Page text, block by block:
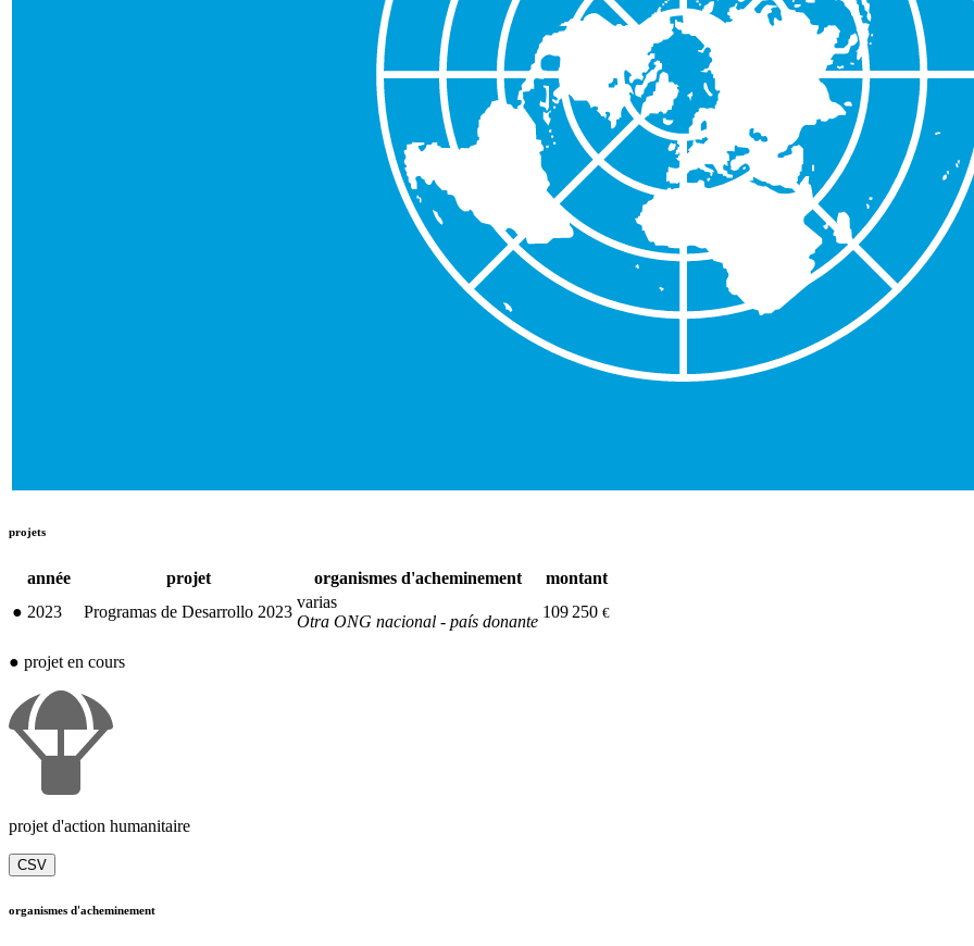
projets
année projet organismes d'acheminement
montant
● 2023 Programas de Desarrollo 2023
varias
Otra ONG nacional - país donante
109 250 €
● projet en cours
projet d'action humanitaire
CSV
organismes d'acheminement